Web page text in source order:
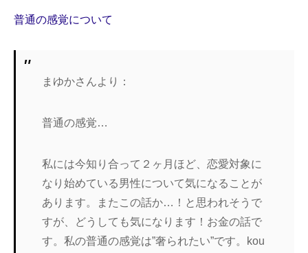
普通の感覚について
まゆかさんより：
普通の感覚…
私には今知り合って２ヶ月ほど、恋愛対象に
なり始めている男性について気になることが
あります。またこの話か…！と思われそうで
すが、どうしても気になります！お金の話で
す。私の普通の感覚は”奢られたい”です。kou